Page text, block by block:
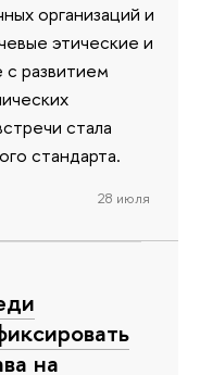
организаций и
этические и
с развитием
стала
стандарта.
28 июля
на